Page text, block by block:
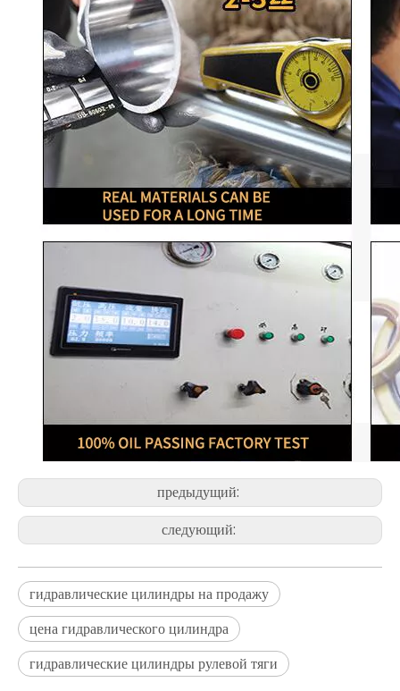
предыдущий:
следующий:
гидравлические цилиндры на продажу
цена гидравлического цилиндра
гидравлические цилиндры рулевой тяги